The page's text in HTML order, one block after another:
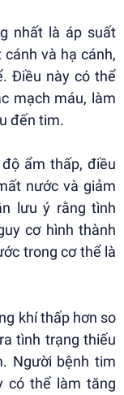
nhất là áp suất
và hạ cánh,
Điều này có thể
mạch máu, làm
đến tim.
ẩm thấp, điều
nước và giảm
lưu ý rằng tình
cơ hình thành
trong cơ thể là
khí thấp hơn so
tình trạng thiếu
Người bệnh tim
có thể làm tăng